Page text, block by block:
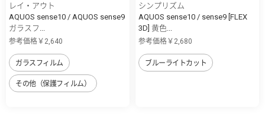
レイ・アウト
AQUOS sense10 / AQUOS sense9
ガラスフ...
参考価格￥2,640
ガラスフィルム
その他（保護フィルム）
シンプリズム
AQUOS sense10 / sense9 [FLEX
3D] 黄色...
参考価格￥2,680
ブルーライトカット